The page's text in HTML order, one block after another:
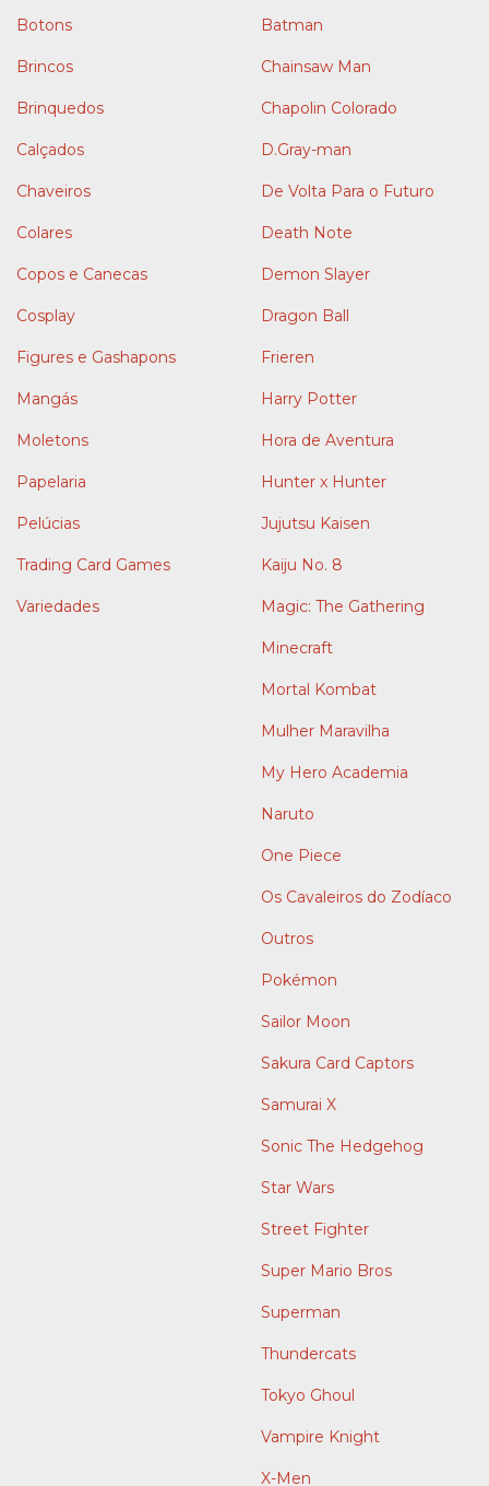
Botons
Brincos
Brinquedos
Calçados
Chaveiros
Colares
Copos e Canecas
Cosplay
Figures e Gashapons
Mangás
Moletons
Papelaria
Pelúcias
Trading Card Games
Variedades
Batman
Chainsaw Man
Chapolin Colorado
D.Gray-man
De Volta Para o Futuro
Death Note
Demon Slayer
Dragon Ball
Frieren
Harry Potter
Hora de Aventura
Hunter x Hunter
Jujutsu Kaisen
Kaiju No. 8
Magic: The Gathering
Minecraft
Mortal Kombat
Mulher Maravilha
My Hero Academia
Naruto
One Piece
Os Cavaleiros do Zodíaco
Outros
Pokémon
Sailor Moon
Sakura Card Captors
Samurai X
Sonic The Hedgehog
Star Wars
Street Fighter
Super Mario Bros
Superman
Thundercats
Tokyo Ghoul
Vampire Knight
X-Men